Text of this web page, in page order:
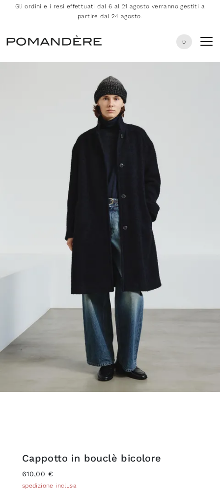
Gli ordini e i resi effettuati dal 6 al 21 agosto verranno gestiti a
partire dal 24 agosto.
0
Cappotto in bouclè bicolore
610,00 €
spedizione inclusa